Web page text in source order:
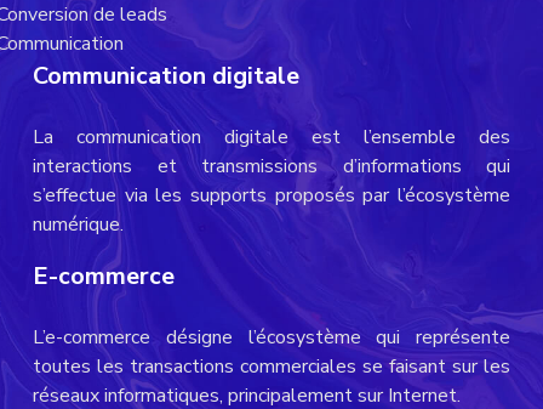
de leads
Communication digitale
La communication digitale est l’ensemble des
interactions et transmissions d’informations qui
s’effectue via les supports proposés par l’écosystème
numérique.
E-commerce
L’e-commerce désigne l’écosystème qui représente
toutes les transactions commerciales se faisant sur les
réseaux informatiques, principalement sur Internet.